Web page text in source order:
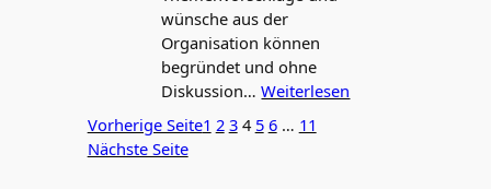
wünsche aus der
Organisation können
begründet und ohne
Diskussion…Weiterlesen
Vorherige Seite1 2 3 4 5 6 … 11
Nächste Seite